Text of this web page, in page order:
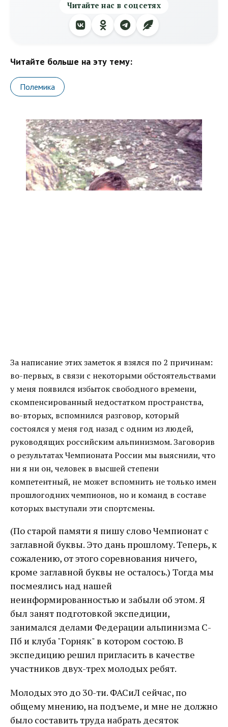
Читайте нас в соцсетях
Читайте больше на эту тему:
Полемика
За написание этих заметок я взялся по 2 причинам:
во-первых, в связи с некоторыми обстоятельствами
у меня появился избыток свободного времени,
скомпенсированный недостатком пространства,
во-вторых, вспомнился разговор, который
состоялся у меня год назад с одним из людей,
руководящих российским альпинизмом. Заговорив
о результатах Чемпионата России мы выяснили, что
ни я ни он, человек в высшей степени
компетентный, не может вспомнить не только имен
прошлогодних чемпионов, но и команд в составе
которых выступали эти спортсмены.
(По старой памяти я пишу слово Чемпионат с
заглавной буквы. Это дань прошлому. Теперь, к
сожалению, от этого соревнования ничего,
кроме заглавной буквы не осталось.) Тогда мы
посмеялись над нашей
неинформированностью и забыли об этом. Я
был занят подготовкой экспедиции,
занимался делами Федерации альпинизма С-
Пб и клуба "Горняк" в котором состою. В
экспедицию решил пригласить в качестве
участников двух-трех молодых ребят.
Молодых это до 30-ти. ФАСиЛ сейчас, по
общему мнению, на подъеме, и мне не должно
было составить труда набрать десяток